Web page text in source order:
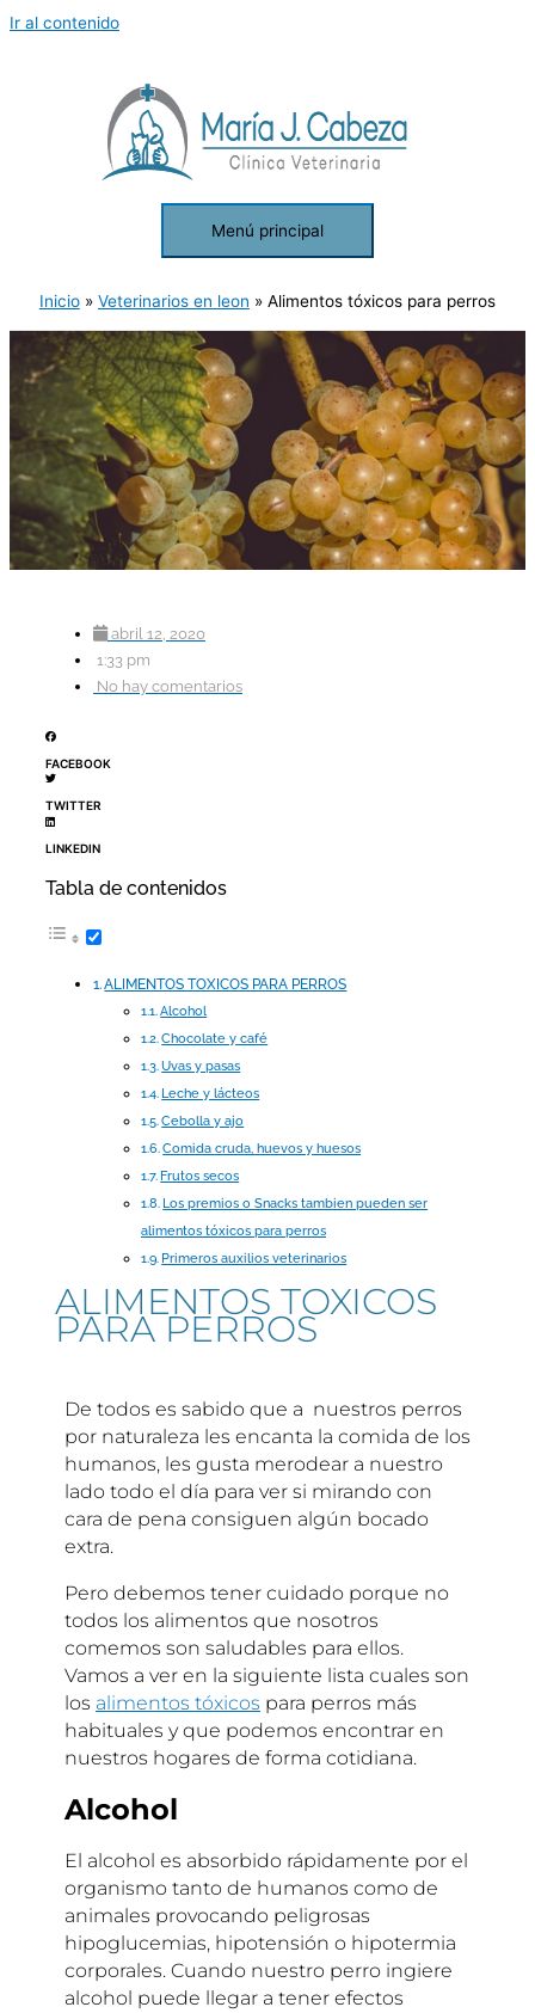
Ir al contenido
Menú principal
Inicio Veterinarios en leon Alimentos tóxicos para perros
abril 12, 2020
1:33 pm
No hay comentarios
FACEBOOK
TWITTER
LINKEDIN
Tabla de contenidos
ALIMENTOS TOXICOS PARA PERROS
Alcohol
Chocolate y café
Uvas y pasas
Leche y lácteos
Cebolla y ajo
Comida cruda, huevos y huesos
Frutos secos
Los premios o Snacks tambien pueden ser
alimentos tóxicos para perros
Primeros auxilios veterinarios
ALIMENTOS TOXICOS
PARA PERROS
De todos es sabido que a nuestros perros
por naturaleza les encanta la comida de los
humanos, les gusta merodear a nuestro
lado todo el día para ver si mirando con
cara de pena consiguen algún bocado
extra.
Pero debemos tener cuidado porque no
todos los alimentos que nosotros
comemos son saludables para ellos.
Vamos a ver en la siguiente lista cuales son
los alimentos tóxicos para perros más
habituales y que podemos encontrar en
nuestros hogares de forma cotidiana.
Alcohol
El alcohol es absorbido rápidamente por el
organismo tanto de humanos como de
animales provocando peligrosas
hipoglucemias, hipotensión o hipotermia
corporales. Cuando nuestro perro ingiere
alcohol puede llegar a tener efectos